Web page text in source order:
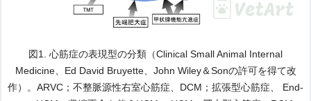
図1. 心筋症の表現型の分類（Clinical Small Animal Internal
Medicine、Ed David Bruyette、John Wiley＆Sonの許可を得て改
作）。ARVC；不整脈源性右室心筋症、DCM；拡張型心筋症、 End-